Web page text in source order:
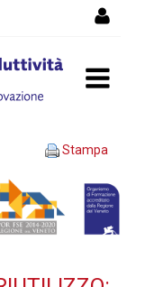
IL
-
Stampa